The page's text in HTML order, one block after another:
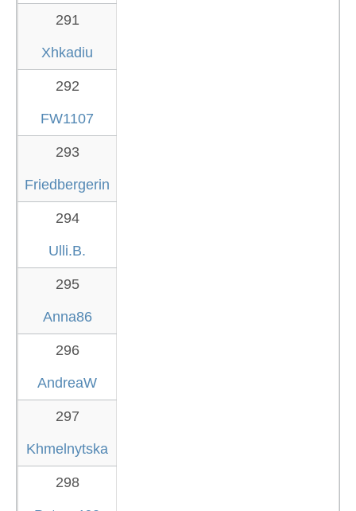
291
Xhkadiu
292
FW1107
293
Friedbergerin
294
Ulli.B.
295
Anna86
296
AndreaW
297
Khmelnytska
298